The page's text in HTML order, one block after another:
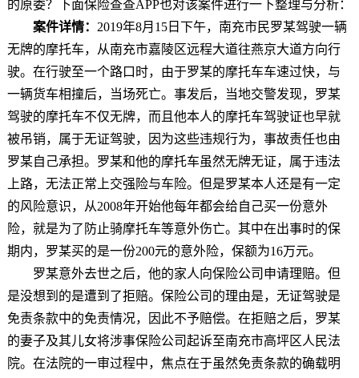
的原委？下面保险查查APP也对该案件进行一下整理与分析：
案件详情： 2019年8月15日下午，南充市民罗某驾驶一辆
无牌的摩托车，从南充市嘉陵区远程大道往燕京大道方向行
驶。在行驶至一个路口时，由于罗某的摩托车车速过快，与
一辆货车相撞后，当场死亡。事发后，当地交警发现，罗某
驾驶的摩托车不仅无牌，而且他本人的摩托车驾驶证也早就
被吊销，属于无证驾驶，因为这些违规行为，事故责任也由
罗某自己承担。罗某和他的摩托车虽然无牌无证，属于违法
上路，无法正常上交强险与车险。但是罗某本人还是有一定
的风险意识，从2008年开始他每年都会给自己买一份意外
险，就是为了防止骑摩托车等意外伤亡。其中在出事时的保
期内，罗某买的是一份200元的意外险，保额为16万元。
罗某意外去世之后，他的家人向保险公司申请理赔。但
是没想到的是遭到了拒赔。保险公司的理由是，无证驾驶是
免责条款中的免责情况，因此不予赔偿。在拒赔之后，罗某
的妻子及其儿女将涉事保险公司起诉至南充市高坪区人民法
院。在法院的一审过程中，焦点在于虽然免责条款的确载明